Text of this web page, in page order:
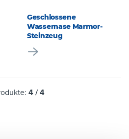
Geschlossene
Wassernase Marmor-
Steinzeug
4/4